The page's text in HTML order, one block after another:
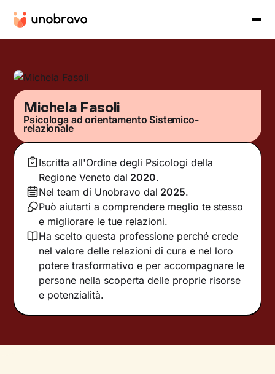
Michela Fasoli
Psicologa ad orientamento Sistemico-
relazionale
Iscritta all'Ordine degli Psicologi della
Regione Veneto dal 2020.
Nel team di Unobravo dal 2025.
Può aiutarti a comprendere meglio te stesso
e migliorare le tue relazioni.
Ha scelto questa professione perché crede
nel valore delle relazioni di cura e nel loro
potere trasformativo e per accompagnare le
persone nella scoperta delle proprie risorse
e potenzialità.